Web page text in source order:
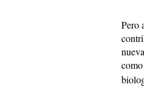
Pero
como